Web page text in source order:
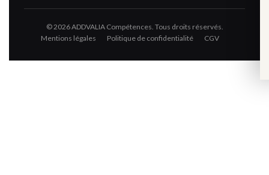
© 2026 ADDVALIA Compétences. Tous droits réservés.
Mentions légales
Politique de confidentialité CGV